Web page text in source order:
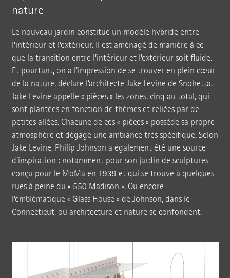
nature
Le nouveau jardin constitue un modèle hybride entre
l’intérieur et l’extérieur. Il est aménagé de manière à ce
que la transition entre l’intérieur et l’extérieur soit fluide.
Et pourtant, on a l’impression de se trouver en plein cœur
de la nature, déclare l’architecte Jake Levine de Snohetta.
Jake Levine appelle « pièces » les zones, cinq au total, qui
sont plantées en fonction de thèmes et reliées par de
petites allées. Chacune de ces « pièces » possède sa propre
atmosphère et dégage une ambiance très spécifique. Selon
Jake Levine, Philip Johnson a également été une source
d’inspiration : notamment pour son jardin de sculptures
conçu pour le MoMa en 1939 et qui se trouve à quelques
rues à peine du « 550 Madison ». Ou encore
l’emblématique « Glass House » de Johnson, dans le
Connecticut, où architecture et nature se confondent.